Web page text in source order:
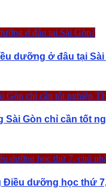
dưỡng ở đâu tại Sài
Gòn chỉ cần tốt
Điều dưỡng học thứ